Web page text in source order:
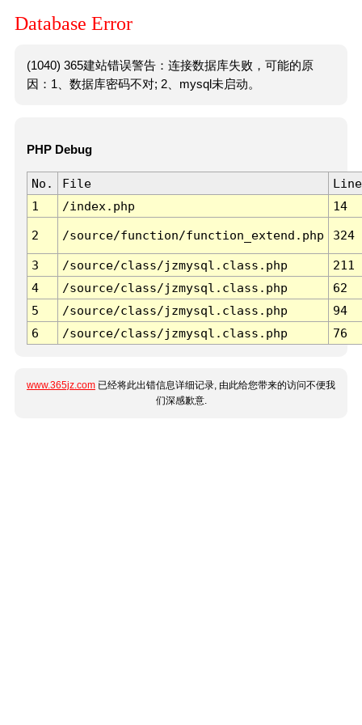
Database Error
(1040) 365建站错误警告：连接数据库失败，可能的原
因：1、数据库密码不对; 2、mysql未启动。
PHP Debug
No. File
Line
1
/index.php 14
2 /source/function/function_extend.php 324
3 /source/class/jzmysql.class.php
211
4
/source/class/jzmysql.class.php
62
5
/source/class/jzmysql.class.php
94
6
/source/class/jzmysql.class.php 76
www.365jz.com 已经将此出错信息详细记录, 由此给您带来的访问不便我
们深感歉意.